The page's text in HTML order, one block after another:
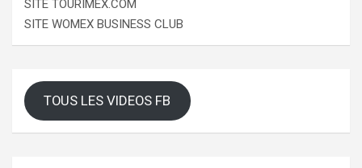
SITE TOURIMEX.COM
SITE WOMEX BUSINESS CLUB
TOUS LES VIDEOS FB